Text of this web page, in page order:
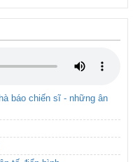
báo chiến sĩ - những ân